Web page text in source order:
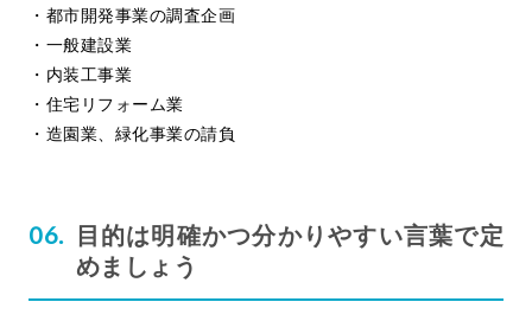
・都市開発事業の調査企画
・一般建設業
・内装工事業
・住宅リフォーム業
・造園業、緑化事業の請負
目的は明確かつ分かりやすい言葉で定
めましょう